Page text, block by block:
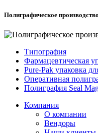
Полиграфическое производство
Типография
Фармацевтическая
Pure-Pak упаковка
Оперативная
Полиграфия Seal
Компания
О компании
Вендоры